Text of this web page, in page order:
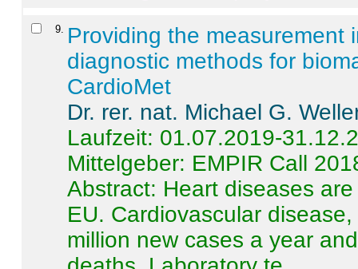
9
Providing the measurement
diagnostic methods for
CardioMet
Dr. rer. nat. Michael G.
Laufzeit: 01.07.2019-
Mittelgeber: EMPIR Call
Abstract: Heart diseases
EU. Cardiovascular
million new cases a year